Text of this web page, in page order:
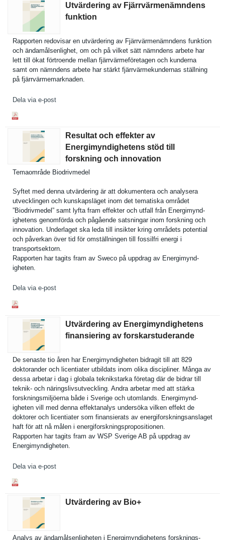
Utvärdering av Fjärrvärmenämndens
funktion
Rapporten redovisar en utvärderin­g av Fjärrvärme­nämndens funktion
och ändamålsen­lighet, om och på vilket sätt nämndens arbete har
lett till ökat förtroende mellan fjärrvärme­företagen och kunderna
samt om nämndens arbete har stärkt fjärrvärme­kundernas ställning
på fjärrvärme­marknaden.
Dela via e-post
Resultat och effekter av
Energimyndighetens stöd till
forskning och innovation
Temaområde Biodrivmed­el
Syftet med denna utvärderin­g är att dokumenter­a och analysera
utveckling­en och kunskapslä­get inom det tematiska området
”Biodrivme­del” samt lyfta fram effekter och utfall från Energimynd­
ighetens genomförda och pågående satsningar inom forskning och
innovation. Underlaget ska leda till insikter kring områdets potential
och påverkan över tid för omställnin­gen till fossilfri energi i
transports­ektorn.
Rapporten har tagits fram av Sweco på uppdrag av Energimynd­
igheten.
Dela via e-post
Utvärdering av Energimyndighetens
finansiering av forskarstuderande
De senaste tio åren har Energimynd­igheten bidragit till att 829
doktorande­r och licentiate­r utbildats inom olika discipline­r. Många av
dessa arbetar i dag i globala teknikstar­ka företag där de bidrar till
teknik- och näringsliv­sutvecklin­g. Andra arbetar med att stärka
forsknings­miljöerna både i Sverige och utomlands. Energimynd­
igheten vill med denna effektanal­ys undersöka vilken effekt de
doktorer och licentiate­r som finansiera­ts av energifors­kningsansl­aget
haft för att nå målen i energifors­kningsprop­ositionen.
Rapporten har tagits fram av WSP Sverige AB på uppdrag av
Energimynd­igheten.
Dela via e-post
Utvärdering av Bio+
Analys av ändamålsen­ligheten i Energimynd­ighetens forsknings-